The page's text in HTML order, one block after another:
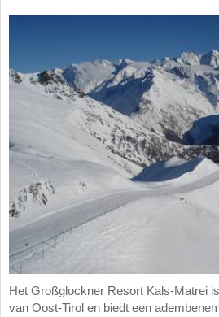
Het Großglockner Resort Kals-Matrei
van Oost-Tirol en biedt een